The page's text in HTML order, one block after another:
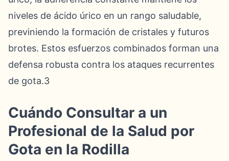
niveles de ácido úrico en un rango saludable,
previniendo la formación de cristales y futuros
brotes. Estos esfuerzos combinados forman una
defensa robusta contra los ataques recurrentes
de gota.3
Cuándo Consultar a un
Profesional de la Salud por
Gota en la Rodilla